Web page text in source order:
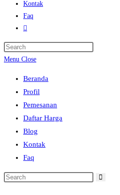
Kontak
Faq
Toggle
search
Menu Close
Beranda
Profil
Pemesanan
Daftar Harga
Blog
Kontak
Faq
Search